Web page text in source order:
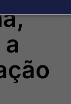
Broadcast